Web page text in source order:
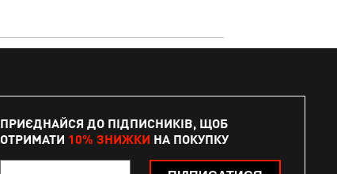
ПРИЄДНАЙСЯ ДО ПІДПИСНИКІВ, ЩОБ
ОТРИМАТИ 10% ЗНИЖКИ НА ПОКУПКУ